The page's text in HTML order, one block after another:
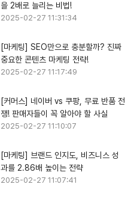
을 2배로 늘리는 비법!
2025-02-27 11:31:34
[마케팅] SEO만으로 충분할까? 진짜
중요한 콘텐츠 마케팅 전략!
2025-02-27 11:17:49
[커머스] 네이버 vs 쿠팡, 무료 반품 전
쟁! 판매자들이 꼭 알아야 할 사실
2025-02-27 11:10:07
[마케팅] 브랜드 인지도, 비즈니스 성
과를 2.86배 높이는 전략
2025-02-27 11:07:41